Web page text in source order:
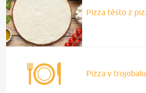
Pizza těsto z
Pizza v trojobalu